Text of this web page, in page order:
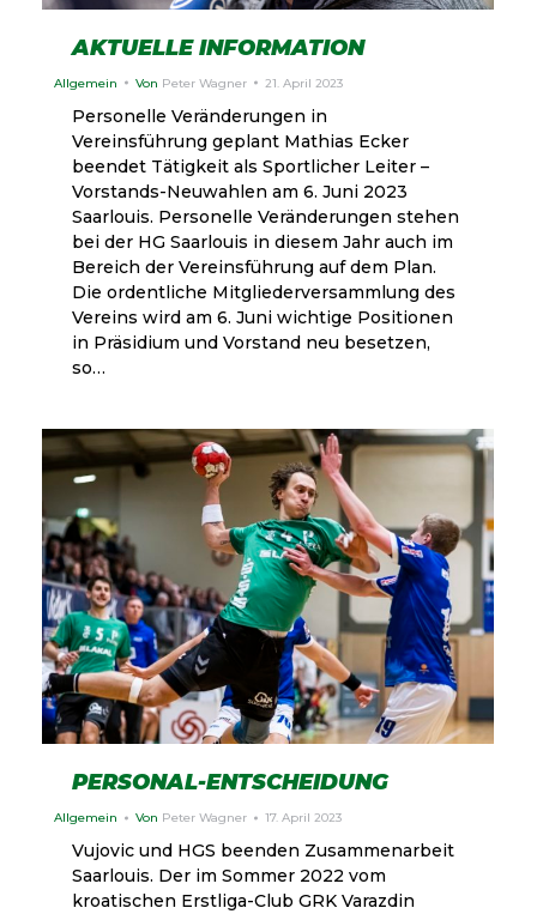
AKTUELLE INFORMATION
Allgemein Von Peter Wagner 21. April 2023
Personelle Veränderungen in
Vereinsführung geplant Mathias Ecker
beendet Tätigkeit als Sportlicher Leiter –
Vorstands-Neuwahlen am 6. Juni 2023
Saarlouis. Personelle Veränderungen stehen
bei der HG Saarlouis in diesem Jahr auch im
Bereich der Vereinsführung auf dem Plan.
Die ordentliche Mitgliederversammlung des
Vereins wird am 6. Juni wichtige Positionen
in Präsidium und Vorstand neu besetzen,
so…
PERSONAL-ENTSCHEIDUNG
Allgemein Von Peter Wagner 17. April 2023
Vujovic und HGS beenden Zusammenarbeit
Saarlouis. Der im Sommer 2022 vom
kroatischen Erstliga-Club GRK Varazdin